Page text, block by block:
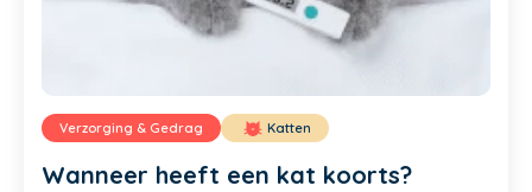
Verzorging & Gedrag Katten
Wanneer heeft een kat koorts?